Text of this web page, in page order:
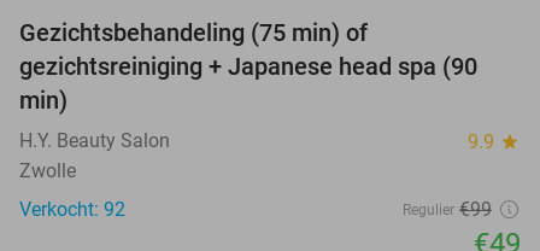
Gezichtsbehandeling (75 min) of
gezichtsreiniging + Japanese head spa (90
min)
H.Y. Beauty Salon 9.9 star
Zwolle
Verkocht: 92
Regulier €99
€49